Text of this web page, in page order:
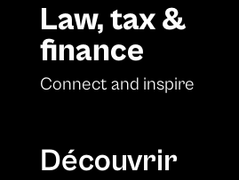
Law, tax &
finance
Connect and inspire
Découvrir